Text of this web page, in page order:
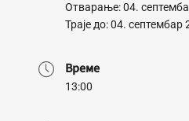
Отварање: 04.
Траје до: 04. септембар
Време
13:00